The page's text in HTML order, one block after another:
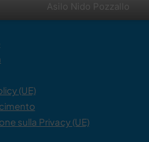
Asilo Nido Pozzallo
(UE)
sulla Privacy (UE)